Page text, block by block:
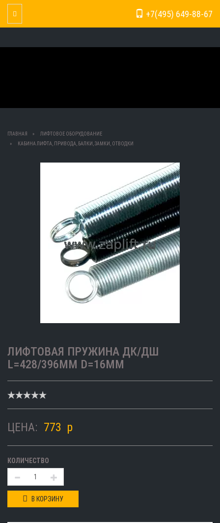
+7(495) 649-88-67
Toggle Navigation
ГЛАВНАЯ
ЛИФТОВОЕ ОБОРУДОВАНИЕ
КАБИНА ЛИФТА, ПРИВОДА, БАЛКИ, ЗАМКИ, ОТВОДКИ
ЛИФТОВАЯ ПРУЖИНА ДК/ДШ
L=428/396ММ D=16ММ
ЦЕНА: 773 p
КОЛИЧЕСТВО
В КОРЗИНУ